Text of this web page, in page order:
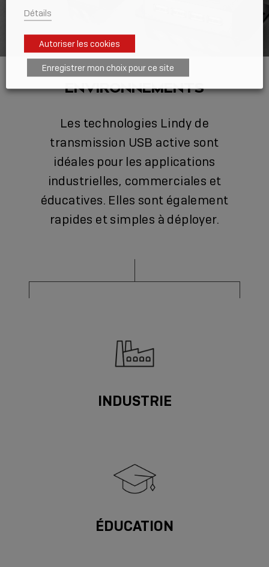
ENVIRONNEMENTS
Les technologies Lindy de
transmission USB active sont
idéales pour les applications
industrielles, commerciales et
éducatives. Elles sont également
rapides et simples à déployer.
INDUSTRIE
ÉDUCATION
Détails
Autoriser les cookies
Enregistrer mon choix pour ce site